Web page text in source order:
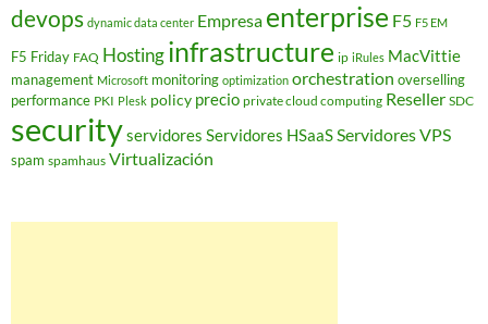
devops dynamic data center Empresa enterprise F5 F5 EM
F5 Friday FAQ Hostinginfrastructure ip iRules MacVittie
management Microsoft monitoring optimization orchestration overselling
performance PKI Plesk policy precio private cloud computing Reseller SDC
securityservidores Servidores HSaaSServidores VPS
spam spamhaus Virtualización